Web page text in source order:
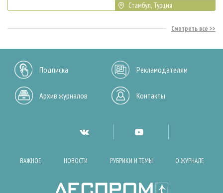
Стамбул, Турция
Смотреть все
Подписка Рекламодателям
Архив журналов Контакты
ВАЖНОЕ НОВОСТИ РУБРИКИ И ТЕМЫ О ЖУРНАЛЕ